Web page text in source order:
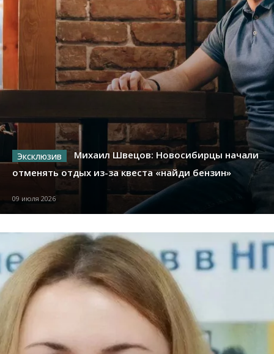
Михаил Швецов: Новосибирцы начали
отменять отдых из-за квеста «найди бензин»
09 июля 2026